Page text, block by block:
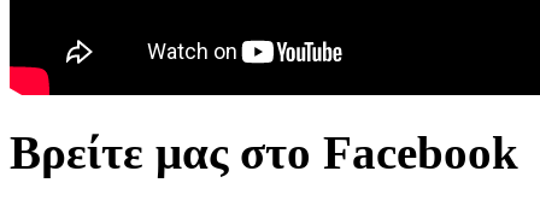
Βρείτε μας στο Facebook